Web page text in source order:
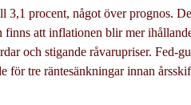
procent, något över prognos.
finns att inflationen blir mer
och stigande råvarupriser. Fed-
för tre räntesänkningar innan